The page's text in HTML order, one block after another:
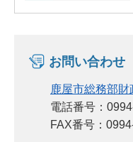
お問い合わせ
鹿屋市総務部
電話番号：
FAX番号：